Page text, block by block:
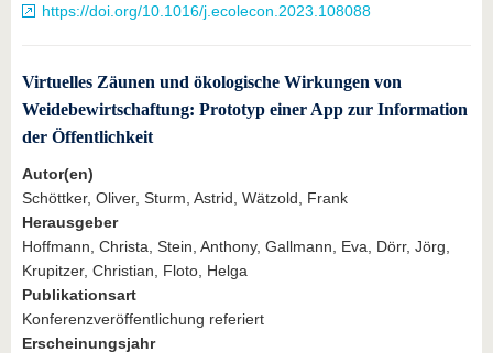
https://doi.org/10.1016/j.ecolecon.2023.108088
Virtuelles Zäunen und ökologische Wirkungen von
Weidebewirtschaftung: Prototyp einer App zur Information
der Öffentlichkeit
Autor(en)
Schöttker, Oliver, Sturm, Astrid, Wätzold, Frank
Herausgeber
Hoffmann, Christa, Stein, Anthony, Gallmann, Eva, Dörr, Jörg,
Krupitzer, Christian, Floto, Helga
Publikationsart
Konferenzveröffentlichung referiert
Erscheinungsjahr